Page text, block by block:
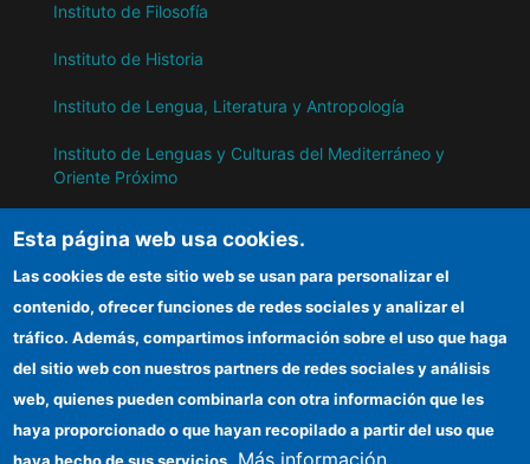
Instituto de Filosofía
Instituto de Historia
Instituto de Lengua, Literatura y Antropología
Instituto de Lenguas y Culturas del Mediterráneo y
Oriente Próximo
IH
Información para proveedores
Organismos financiadores
Esta página web usa cookies.
Las cookies de este sitio web se usan para personalizar el
contenido, ofrecer funciones de redes sociales y analizar el
tráfico. Además, compartimos información sobre el uso que haga
del sitio web con nuestros partners de redes sociales y análisis
web, quienes pueden combinarla con otra información que les
haya proporcionado o que hayan recopilado a partir del uso que
Más información